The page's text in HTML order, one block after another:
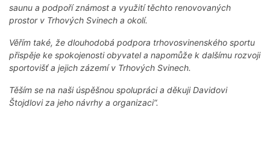
saunu a podpoří známost a využití těchto renovovaných
prostor v Trhových Svinech a okolí.
Věřím také, že dlouhodobá podpora trhovosvinenského sportu
přispěje ke spokojenosti obyvatel a napomůže k dalšímu rozvoji
sportovišť a jejich zázemí v Trhových Svinech.
Těším se na naši úspěšnou spolupráci a děkuji Davidovi
Štojdlovi za jeho návrhy a organizaci“.